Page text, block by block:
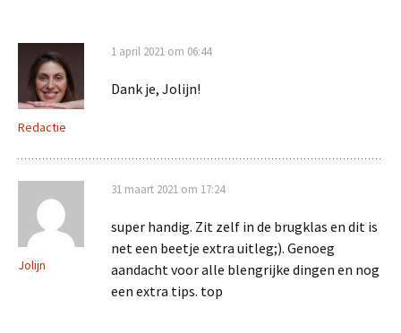
Redactie
1 april 2021 om 06:44
Dank je, Jolijn!
Jolijn
31 maart 2021 om 17:24
super handig. Zit zelf in de brugklas en dit is
net een beetje extra uitleg;). Genoeg
aandacht voor alle blengrijke dingen en nog
een extra tips. top